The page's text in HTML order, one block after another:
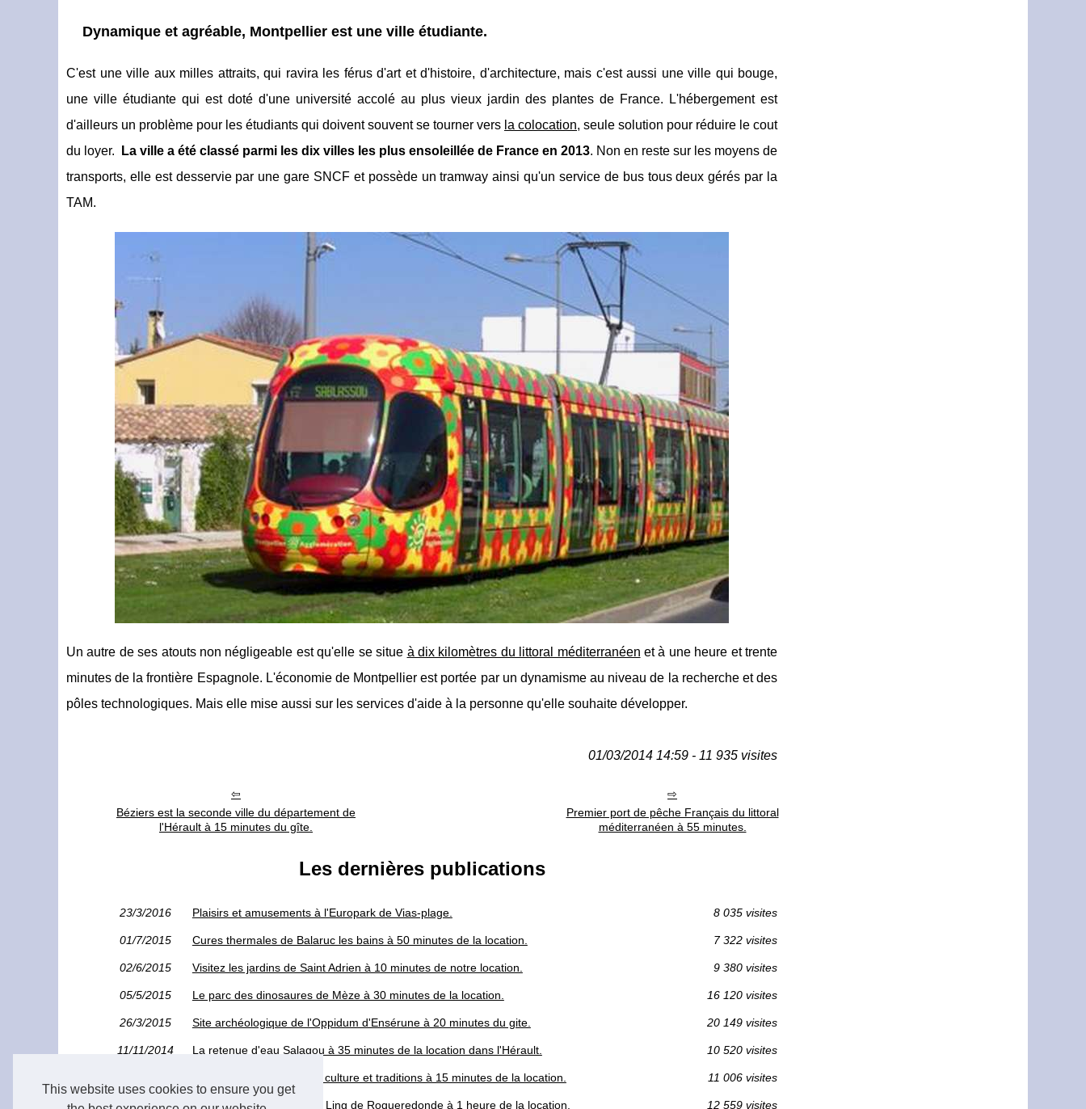
This website uses cookies to ensure you get
Dynamique et agréable, Montpellier est une ville étudiante.
C'est une ville aux milles attraits, qui ravira les férus d'art et d'histoire, d'architecture, mais c'est aussi une ville qui bouge,
une ville étudiante qui est doté d'une université accolé au plus vieux jardin des plantes de France. L'hébergement est
d'ailleurs un problème pour les étudiants qui doivent souvent se tourner vers la colocation, seule solution pour réduire le cout
du loyer.
La ville a été classé parmi les dix villes les plus ensoleillée de France en 2013. Non en reste sur les moyens de
transports, elle est desservie par une gare SNCF et possède un tramway ainsi qu'un service de bus tous deux gérés par la
TAM.
Un autre de ses atouts non négligeable est qu'elle se situe à dix kilomètres du littoral méditerranéen et à une heure et trente
minutes de la frontière Espagnole. L'économie de Montpellier est portée par un dynamisme au niveau de la recherche et des
pôles technologiques. Mais elle mise aussi sur les services d'aide à la personne qu'elle souhaite développer.
01/03/2014 14:59 - 11 935 visites
Béziers est la seconde ville du département de
l'Hérault à 15 minutes du gîte.
Premier port de pêche Français du littoral
méditerranéen à 55 minutes.
Les dernières publications
23/3/2016 Plaisirs et amusements à l'Europark de Vias-plage. 8 035 visites
01/7/2015 Cures thermales de Balaruc les bains à 50 minutes de la location. 7 322 visites
02/6/2015 Visitez les jardins de Saint Adrien à 10 minutes de notre location. 9 380 visites
05/5/2015 Le parc des dinosaures de Mèze à 30 minutes de la location. 16 120 visites
26/3/2015 Site archéologique de l'Oppidum d'Ensérune à 20 minutes du gite. 20 149 visites
11/11/2014 La retenue d'eau Salagou à 35 minutes de la location dans l'Hérault. 10 520 visites
La ville de Pézenas entre culture et traditions à 15 minutes de la location. 11 006 visites
29/4/2014 Temple bouddhiste Lérab Ling de Roqueredonde à 1 heure de la location. 12 559 visites